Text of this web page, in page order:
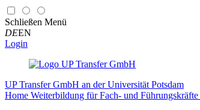
Schließen Menü
DEEN
Login
UP Transfer GmbH an der Universität Potsdam
Home Weiterbildung für Fach- und Führungskräfte